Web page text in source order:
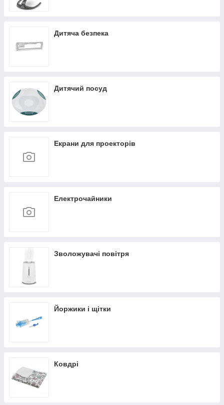
Дитяча безпека
Дитячий посуд
Екрани для проекторів
Електрочайники
Зволожувачі повітря
Йоржики і щітки
Ковдрі